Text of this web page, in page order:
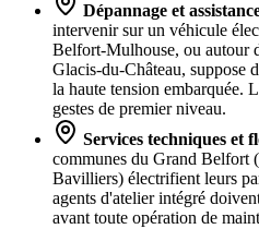
Dépannage et
intervenir sur un véhicule
Belfort-Mulhouse, ou autour
Glacis-du-Château, suppose
la haute tension embarquée.
gestes de premier niveau.
Services techniques et
communes du Grand Belfort
Bavilliers) électrifient leurs
agents d'atelier intégré
avant toute opération de